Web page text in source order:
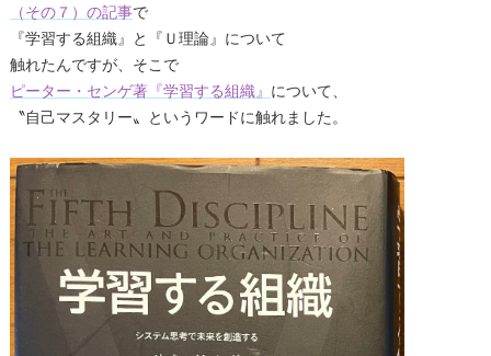
（その７）の記事で
『学習する組織』と『Ｕ理論』について
触れたんですが、そこで
ピーター・センゲ著『学習する組織』について、
〝自己マスタリー〟というワードに触れました。